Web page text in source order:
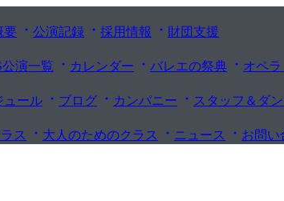
要 公演記録 採用情報 財団支援
公演一覧 カレンダー バレエの祭典 オペ
ュール ブログ カンパニー スタッフ＆ダ
ス 大人のためのクラス ニュース お問い